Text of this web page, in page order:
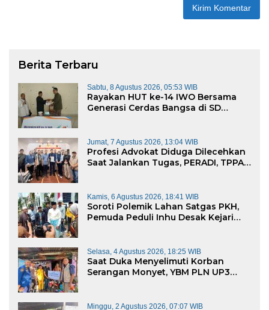
Berita Terbaru
Sabtu, 8 Agustus 2026, 05:53 WIB
Rayakan HUT ke-14 IWO Bersama
Generasi Cerdas Bangsa di SD
Jumat, 7 Agustus 2026, 13:04 WIB
Profesi Advokat Diduga Dilecehkan
Saat Jalankan Tugas, PERADI, TPPA,
Kamis, 6 Agustus 2026, 18:41 WIB
Soroti Polemik Lahan Satgas PKH,
Pemuda Peduli Inhu Desak Kejari
Selasa, 4 Agustus 2026, 18:25 WIB
Saat Duka Menyelimuti Korban
Serangan Monyet, YBM PLN UP3
Minggu, 2 Agustus 2026, 07:07 WIB